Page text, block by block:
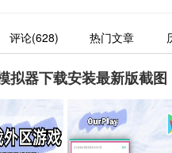
评论(628) 热门文章
拟器下载安装最新版截图